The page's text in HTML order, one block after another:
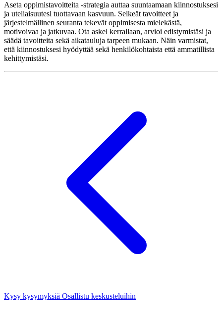
Aseta oppimistavoitteita -strategia auttaa suuntaamaan kiinnostuksesi
ja uteliaisuutesi tuottavaan kasvuun. Selkeät tavoitteet ja
järjestelmällinen seuranta tekevät oppimisesta mielekästä,
motivoivaa ja jatkuvaa. Ota askel kerrallaan, arvioi edistymistäsi ja
säädä tavoitteita sekä aikatauluja tarpeen mukaan. Näin varmistat,
että kiinnostuksesi hyödyttää sekä henkilökohtaista että ammatillista
kehittymistäsi.
Kysy kysymyksiä Osallistu keskusteluihin